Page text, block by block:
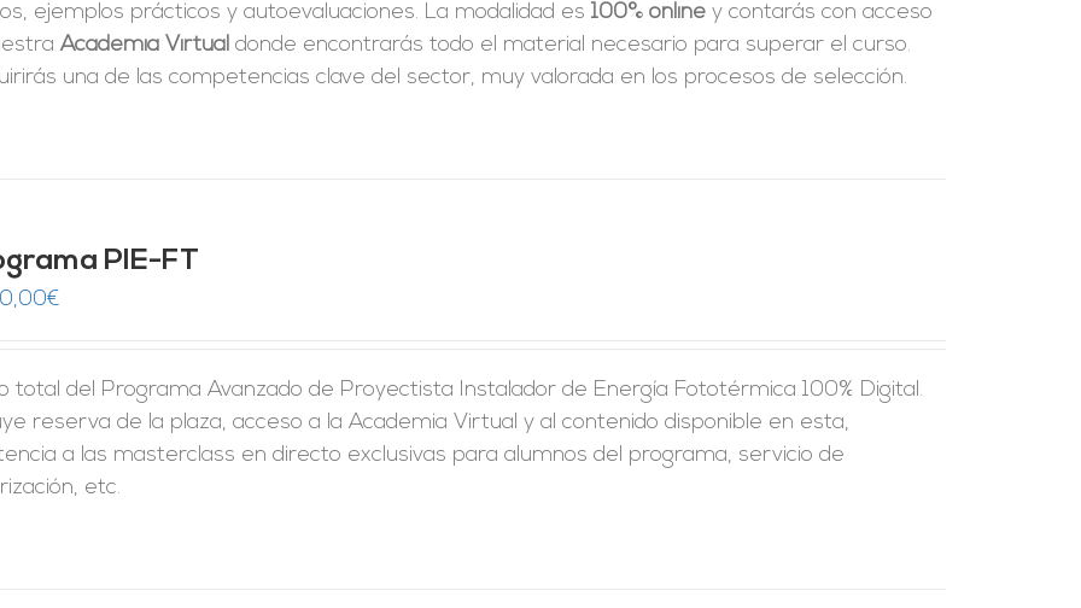
ejemplos prácticos y autoevaluaciones. La modalidad es100% online y contarás con acceso
Academia Virtual donde encontrarás todo el material necesario para superar el curso.
una de las competencias clave del sector, muy valorada en los procesos de selección.
PIE-FT
€
total del Programa Avanzado de Proyectista Instalador de Energía Fototérmica 100% Digital.
reserva de la plaza, acceso a la Academia Virtual y al contenido disponible en esta,
a las masterclass en directo exclusivas para alumnos del programa, servicio de
etc.